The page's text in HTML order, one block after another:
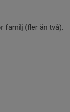
familj (fler än två).